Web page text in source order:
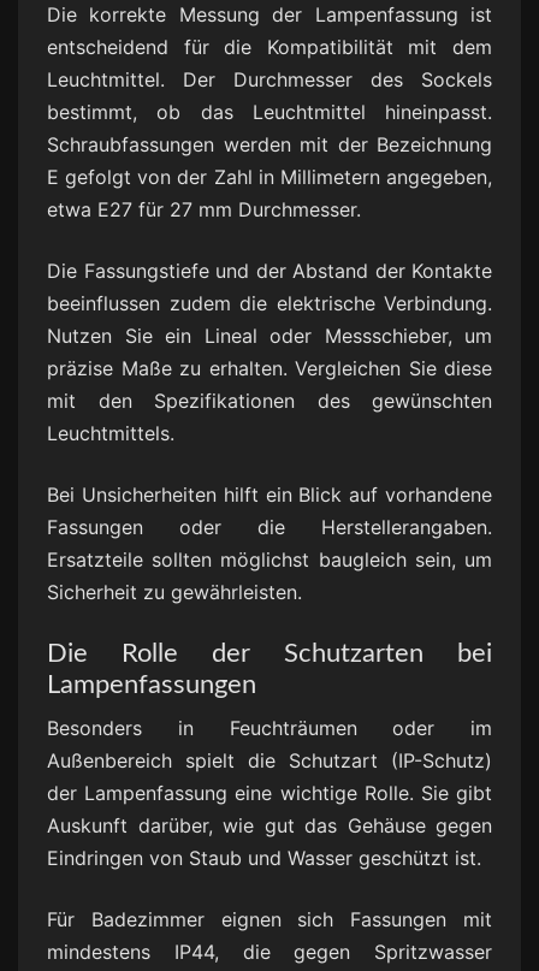
Die korrekte Messung der Lampenfassung ist
entscheidend für die Kompatibilität mit dem
Leuchtmittel. Der Durchmesser des Sockels
bestimmt, ob das Leuchtmittel hineinpasst.
Schraubfassungen werden mit der Bezeichnung
E gefolgt von der Zahl in Millimetern angegeben,
etwa E27 für 27 mm Durchmesser.
Die Fassungstiefe und der Abstand der Kontakte
beeinflussen zudem die elektrische Verbindung.
Nutzen Sie ein Lineal oder Messschieber, um
präzise Maße zu erhalten. Vergleichen Sie diese
mit den Spezifikationen des gewünschten
Leuchtmittels.
Bei Unsicherheiten hilft ein Blick auf vorhandene
Fassungen oder die Herstellerangaben.
Ersatzteile sollten möglichst baugleich sein, um
Sicherheit zu gewährleisten.
Die Rolle der Schutzarten bei
Lampenfassungen
Besonders in Feuchträumen oder im
Außenbereich spielt die Schutzart (IP-Schutz)
der Lampenfassung eine wichtige Rolle. Sie gibt
Auskunft darüber, wie gut das Gehäuse gegen
Eindringen von Staub und Wasser geschützt ist.
Für Badezimmer eignen sich Fassungen mit
mindestens IP44, die gegen Spritzwasser